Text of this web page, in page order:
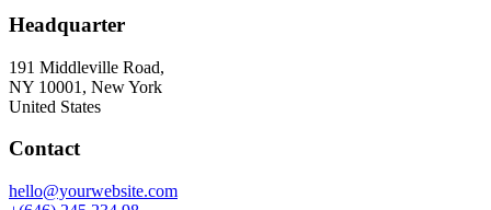
Headquarter
191 Middleville Road,
NY 10001, New York
United States
Contact
hello@yourwebsite.com